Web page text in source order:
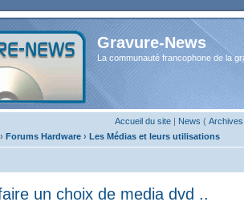
Gravure-News
La communauté francophone de la
Accueil du site| News ( Archives
› Forums Hardware › Les Médias et leurs utilisations
un choix de media dvd ..